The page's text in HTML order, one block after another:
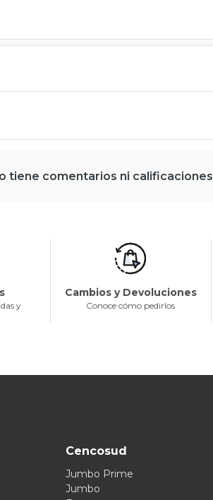
tiene comentarios ni calificaciones
y
Cambios y Devoluciones
Conoce cómo pedirlos
Cencosud
Jumbo Prime
Jumbo